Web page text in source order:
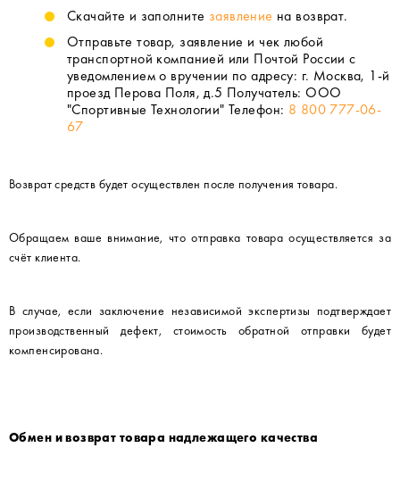
Скачайте и заполните заявление на возврат.
Отправьте товар, заявление и чек любой
транспортной компанией или Почтой России с
уведомлением о вручении по адресу: г. Москва, 1-й
проезд Перова Поля, д.5 Получатель: ООО
"Спортивные Технологии" Телефон: 8 800 777-06-
67
Возврат средств будет осуществлен после получения товара.
Обращаем ваше внимание, что отправка товара осуществляется за
счёт клиента.
В случае, если заключение независимой экспертизы подтверждает
производственный дефект, стоимость обратной отправки будет
компенсирована.
Обмен и возврат товара надлежащего качества